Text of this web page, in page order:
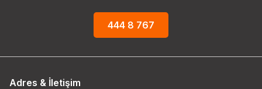
444 8 767
Adres & İletişim